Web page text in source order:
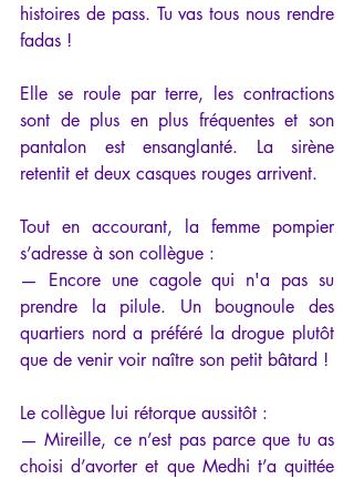
histoires de pass. Tu vas tous nous rendre
fadas !
Elle se roule par terre, les contractions
sont de plus en plus fréquentes et son
pantalon est ensanglanté. La sirène
retentit et deux casques rouges arrivent.
Tout en accourant, la femme pompier
s’adresse à son collègue :
— Encore une cagole qui n'a pas su
prendre la pilule. Un bougnoule des
quartiers nord a préféré la drogue plutôt
que de venir voir naître son petit bâtard !
Le collègue lui rétorque aussitôt :
— Mireille, ce n’est pas parce que tu as
choisi d’avorter et que Medhi t’a quittée